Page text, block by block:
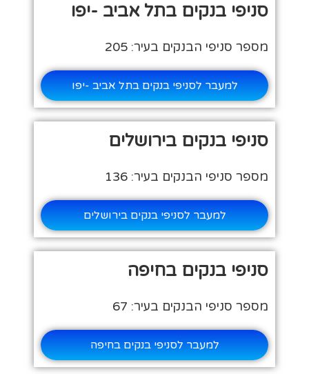
סניפי בנקים בתל אביב -יפו
מספר סניפי הבנקים בעיר: 205
למעבר לסניפי בנקים בתל אביב -יפו
סניפי בנקים בירושלים
מספר סניפי הבנקים בעיר: 136
למעבר לסניפי בנקים בירושלים
סניפי בנקים בחיפה
מספר סניפי הבנקים בעיר: 67
למעבר לסניפי בנקים בחיפה